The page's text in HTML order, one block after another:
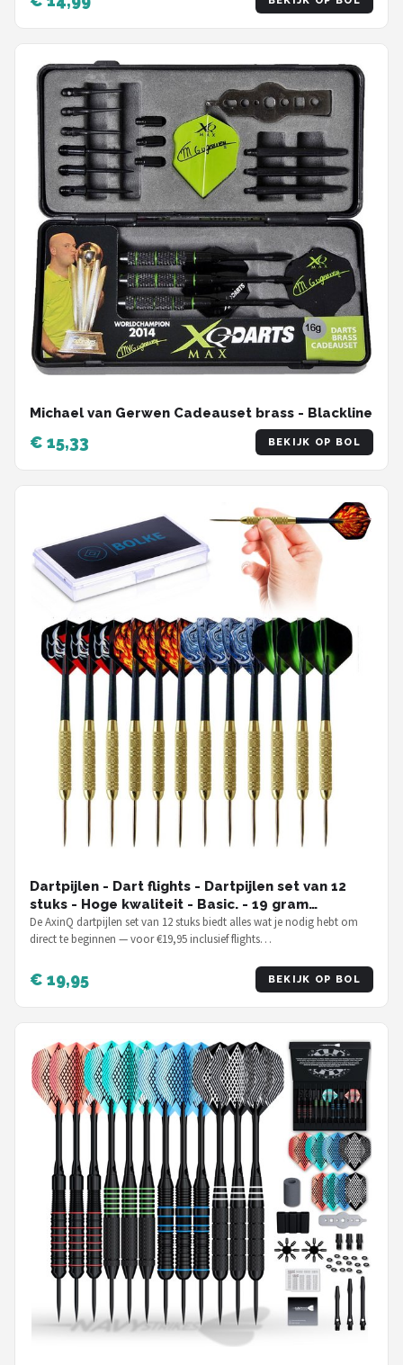
Verschillende Lengtes - Inclusief Dart Case
Michael van Gerwen Cadeauset brass - Blackline
€ 15,33 BEKIJK OP BOL
Dartpijlen - Dart flights - Dartpijlen set van 12
stuks - Hoge kwaliteit - Basic. - 19 gram
dartpijlen
De AxinQ dartpijlen set van 12 stuks biedt alles wat je nodig hebt om
direct te beginnen — voor €19,95 inclusief flights…
€ 19,95 BEKIJK OP BOL